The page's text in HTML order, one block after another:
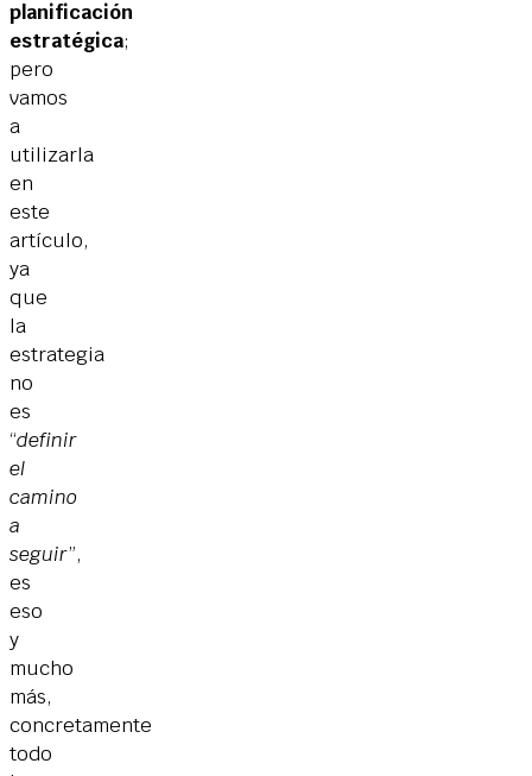
planificación
estratégica;
pero
vamos
a
utilizarla
en
este
artículo,
ya
que
la
estrategia
no
es
“definir
el
camino
a
seguir”,
es
eso
y
mucho
más,
concretamente
todo